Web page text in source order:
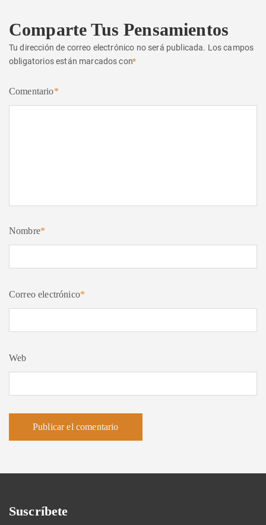
Comparte Tus Pensamientos
Tu dirección de correo electrónico no será publicada. Los campos
obligatorios están marcados con*
Comentario*
Nombre*
Correo electrónico*
Web
Suscríbete